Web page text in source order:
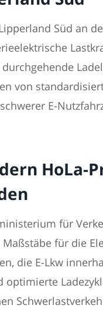
Süd an
von
E-
für
für die
die E-Lkw
optimierte